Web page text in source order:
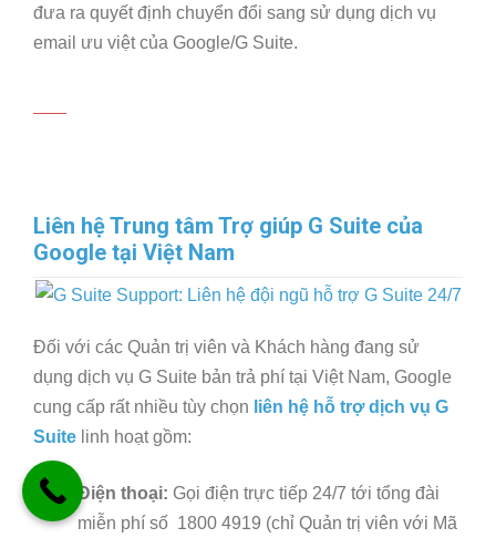
đưa ra quyết định chuyển đổi sang sử dụng dịch vụ
email ưu việt của Google/G Suite.
Liên hệ Trung tâm Trợ giúp G Suite của
Google tại Việt Nam
Đối với các Quản trị viên và Khách hàng đang sử
dụng dịch vụ G Suite bản trả phí tại Việt Nam, Google
cung cấp rất nhiều tùy chọn liên hệ hỗ trợ dịch vụ G
Suite linh hoạt gồm:
Điện thoại: Gọi điện trực tiếp 24/7 tới tổng đài
miễn phí số 1800 4919 (chỉ Quản trị viên với Mã